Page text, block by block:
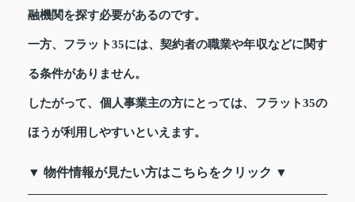
融機関を探す必要があるのです。
一方、フラット35には、契約者の職業や年収などに関す
る条件がありません。
したがって、個人事業主の方にとっては、フラット35の
ほうが利用しやすいといえます。
▼ 物件情報が見たい方はこちらをクリック ▼